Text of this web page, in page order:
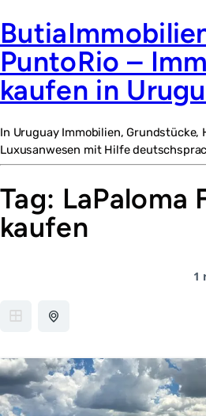
PuntoRio –
kaufen in
In Uruguay Immobilien, Grundstücke,
Luxusanwesen mit Hilfe
Tag: LaPaloma
kaufen
1